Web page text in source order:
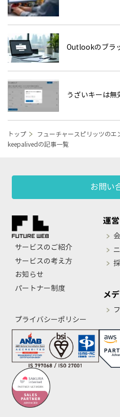
Outlookのブラ
うざいキーは無
トップ
フューチャースピリッツのエ
keepalivedの記事一覧
お問い
サービスのご紹介
サービスの考え方
お知らせ
パートナー制度
プライバシーポリシー
運
メ